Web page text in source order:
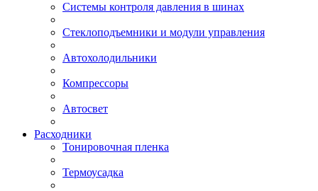
Системы контроля давления в шинах
Стеклоподъемники и модули управления
Автохолодильники
Компрессоры
Автосвет
Расходники
Тонировочная пленка
Термоусадка